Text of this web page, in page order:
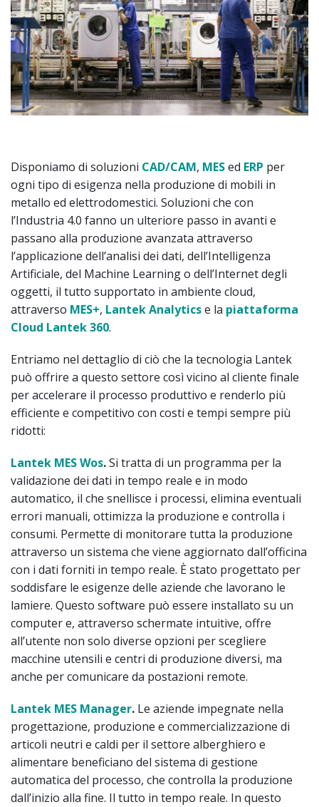
Disponiamo di soluzioni CAD/CAM, MESed ERP per
ogni tipo di esigenza nella produzione di mobili in
metallo ed elettrodomestici. Soluzioni che con
l’Industria 4.0 fanno un ulteriore passo in avanti e
passano alla produzione avanzata attraverso
l’applicazione dell’analisi dei dati, dell’Intelligenza
Artificiale, del Machine Learning o dell’Internet degli
oggetti, il tutto supportato in ambiente cloud,
attraverso MES+, Lantek Analyticse la piattaforma
Cloud Lantek 360.
Entriamo nel dettaglio di ciò che la tecnologia Lantek
può offrire a questo settore così vicino al cliente finale
per accelerare il processo produttivo e renderlo più
efficiente e competitivo con costi e tempi sempre più
ridotti:
Lantek MES Wos.Si tratta di un programma per la
validazione dei dati in tempo reale e in modo
automatico, il che snellisce i processi, elimina eventuali
errori manuali, ottimizza la produzione e controlla i
consumi. Permette di monitorare tutta la produzione
attraverso un sistema che viene aggiornato dall’officina
con i dati forniti in tempo reale. È stato progettato per
soddisfare le esigenze delle aziende che lavorano le
lamiere. Questo software può essere installato su un
computer e, attraverso schermate intuitive, offre
all’utente non solo diverse opzioni per scegliere
macchine utensili e centri di produzione diversi, ma
anche per comunicare da postazioni remote.
Lantek MES Manager. Le aziende impegnate nella
progettazione, produzione e commercializzazione di
articoli neutri e caldi per il settore alberghiero e
alimentare beneficiano del sistema di gestione
automatica del processo, che controlla la produzione
dall’inizio alla fine. Il tutto in tempo reale. In questo